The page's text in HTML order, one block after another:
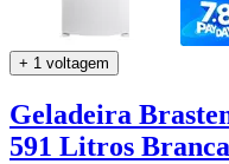
+ 1 voltagem
Geladeira
591 Litros